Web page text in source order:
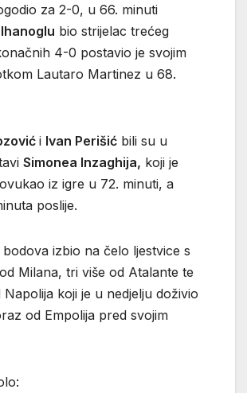
za 2-0, u 66. minuti
bio strijelac trećeg
4-0 postavio je svojim
Lautaro Martinez u 68.
i Ivan Perišić bili su u
Simonea Inzaghija, koji je
iz igre u 72. minuti, a
poslije.
izbio na čelo ljestvice s
Milana, tri više od Atalante te
koji je u nedjelju doživio
od Empolija pred svojim